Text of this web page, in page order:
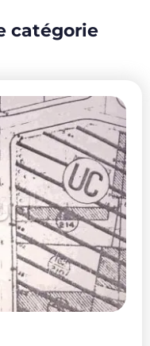
catégorie